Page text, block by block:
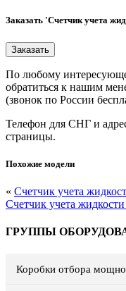
Заказать 'Счетчик учета
По любому
обратиться к нашим
(звонок по России
Телефон для СНГ и
страницы.
Похожие модели
« Счетчик учета
Счетчик учета
ГРУППЫ
Коробки отбора